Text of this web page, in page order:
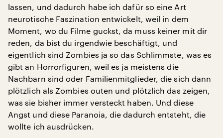
lassen, und dadurch habe ich dafür so eine Art
neurotische Faszination entwickelt, weil in dem
Moment, wo du Filme guckst, da muss keiner mit dir
reden, da bist du irgendwie beschäftigt, und
eigentlich sind Zombies ja so das Schlimmste, was es
gibt an Horrorfiguren, weil es ja meistens die
Nachbarn sind oder Familienmitglieder, die sich dann
plötzlich als Zombies outen und plötzlich das zeigen,
was sie bisher immer versteckt haben. Und diese
Angst und diese Paranoia, die dadurch entsteht, die
wollte ich ausdrücken.